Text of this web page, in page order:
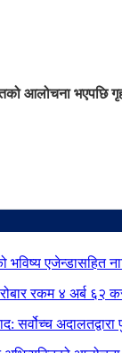
आलोचना भएपछि
भविष्य एजेन्डासहित
रकम ४ अर्ब ६२
सर्वोच्च